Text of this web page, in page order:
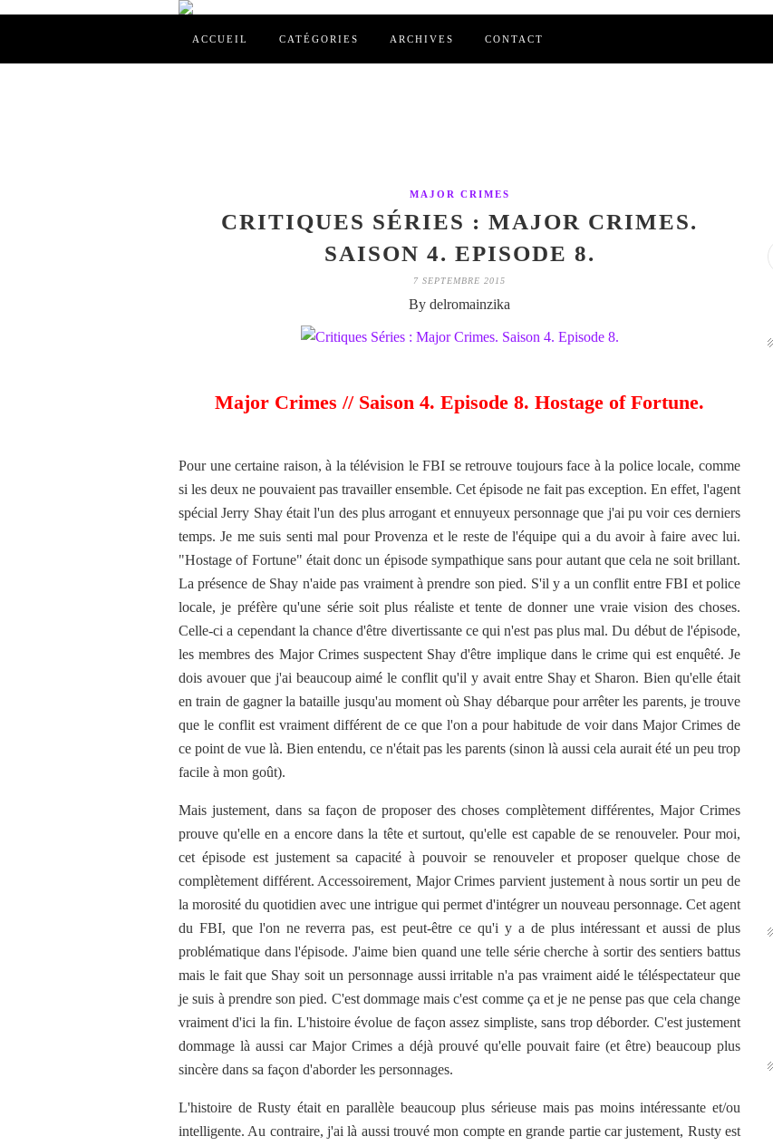
ACCUEIL CATÉGORIES ARCHIVES CONTACT
MAJOR CRIMES
CRITIQUES SÉRIES : MAJOR CRIMES.
SAISON 4. EPISODE 8.
7 SEPTEMBRE 2015
By delromainzika
Major Crimes // Saison 4. Episode 8. Hostage of Fortune.
Pour une certaine raison, à la télévision le FBI se retrouve toujours face à la police locale, comme
si les deux ne pouvaient pas travailler ensemble. Cet épisode ne fait pas exception. En effet, l'agent
spécial Jerry Shay était l'un des plus arrogant et ennuyeux personnage que j'ai pu voir ces derniers
temps. Je me suis senti mal pour Provenza et le reste de l'équipe qui a du avoir à faire avec lui.
"Hostage of Fortune" était donc un épisode sympathique sans pour autant que cela ne soit brillant.
La présence de Shay n'aide pas vraiment à prendre son pied. S'il y a un conflit entre FBI et police
locale, je préfère qu'une série soit plus réaliste et tente de donner une vraie vision des choses.
Celle-ci a cependant la chance d'être divertissante ce qui n'est pas plus mal. Du début de l'épisode,
les membres des Major Crimes suspectent Shay d'être implique dans le crime qui est enquêté. Je
dois avouer que j'ai beaucoup aimé le conflit qu'il y avait entre Shay et Sharon. Bien qu'elle était
en train de gagner la bataille jusqu'au moment où Shay débarque pour arrêter les parents, je trouve
que le conflit est vraiment différent de ce que l'on a pour habitude de voir dans Major Crimes de
ce point de vue là. Bien entendu, ce n'était pas les parents (sinon là aussi cela aurait été un peu trop
facile à mon goût).
Mais justement, dans sa façon de proposer des choses complètement différentes, Major Crimes
prouve qu'elle en a encore dans la tête et surtout, qu'elle est capable de se renouveler. Pour moi,
cet épisode est justement sa capacité à pouvoir se renouveler et proposer quelque chose de
complètement différent. Accessoirement, Major Crimes parvient justement à nous sortir un peu de
la morosité du quotidien avec une intrigue qui permet d'intégrer un nouveau personnage. Cet agent
du FBI, que l'on ne reverra pas, est peut-être ce qu'i y a de plus intéressant et aussi de plus
problématique dans l'épisode. J'aime bien quand une telle série cherche à sortir des sentiers battus
mais le fait que Shay soit un personnage aussi irritable n'a pas vraiment aidé le téléspectateur que
je suis à prendre son pied. C'est dommage mais c'est comme ça et je ne pense pas que cela change
vraiment d'ici la fin. L'histoire évolue de façon assez simpliste, sans trop déborder. C'est justement
dommage là aussi car Major Crimes a déjà prouvé qu'elle pouvait faire (et être) beaucoup plus
sincère dans sa façon d'aborder les personnages.
L'histoire de Rusty était en parallèle beaucoup plus sérieuse mais pas moins intéressante et/ou
intelligente. Au contraire, j'ai là aussi trouvé mon compte en grande partie car justement, Rusty est